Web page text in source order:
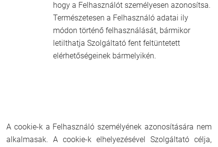
hogy a Felhasználót személyesen azonosítsa.
Természetesen a Felhasználó adatai ily
módon történő felhasználását, bármikor
letilthatja Szolgáltató fent feltüntetett
elérhetőségeinek bármelyikén.
A cookie-k a Felhasználó személyének azonosítására nem
alkalmasak. A cookie-k elhelyezésével Szolgáltató célja,